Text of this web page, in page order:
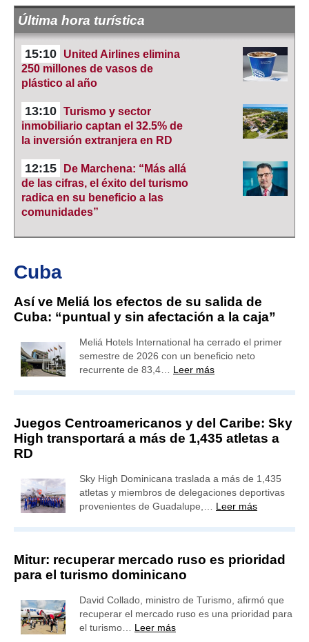
Última hora turística
15:10
United Airlines elimina
250 millones de vasos de
plástico al año
13:10 Turismo y sector
inmobiliario captan el 32.5% de
la inversión extranjera en RD
12:15
De Marchena: “Más allá
de las cifras, el éxito del turismo
radica en su beneficio a las
comunidades”
Cuba
Así ve Meliá los efectos de su salida de
Cuba: “puntual y sin afectación a la caja”
Meliá Hotels International ha cerrado el primer
semestre de 2026 con un beneficio neto
recurrente de 83,4… Leer más
Juegos Centroamericanos y del Caribe: Sky
High transportará a más de 1,435 atletas a
RD
Sky High Dominicana traslada a más de 1,435
atletas y miembros de delegaciones deportivas
provenientes de Guadalupe,… Leer más
Mitur: recuperar mercado ruso es prioridad
para el turismo dominicano
David Collado, ministro de Turismo, afirmó que
recuperar el mercado ruso es una prioridad para
el turismo… Leer más